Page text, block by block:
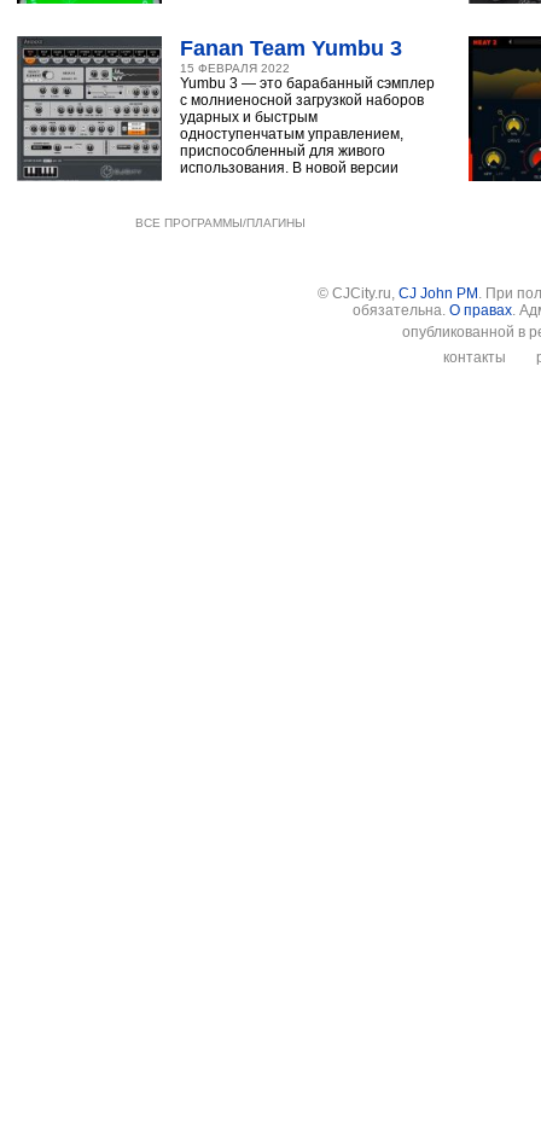
Fanan Team Yumbu 3
15 ФЕВРАЛЯ 2022
Yumbu 3 — это барабанный сэмплер
с молниеносной загрузкой наборов
ударных и быстрым
одноступенчатым управлением,
приспособленный для живого
использования. В новой версии
ВСЕ ПРОГРАММЫ/ПЛАГИНЫ
© CJCity.ru, CJ John PM . При
обязательна. О правах.
опубликованной в
контакты